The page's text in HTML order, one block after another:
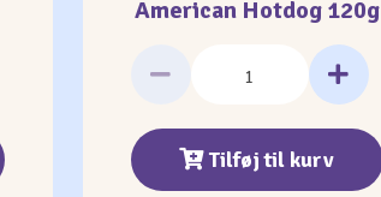
American Hotdog 120g
Tilføj til kurv